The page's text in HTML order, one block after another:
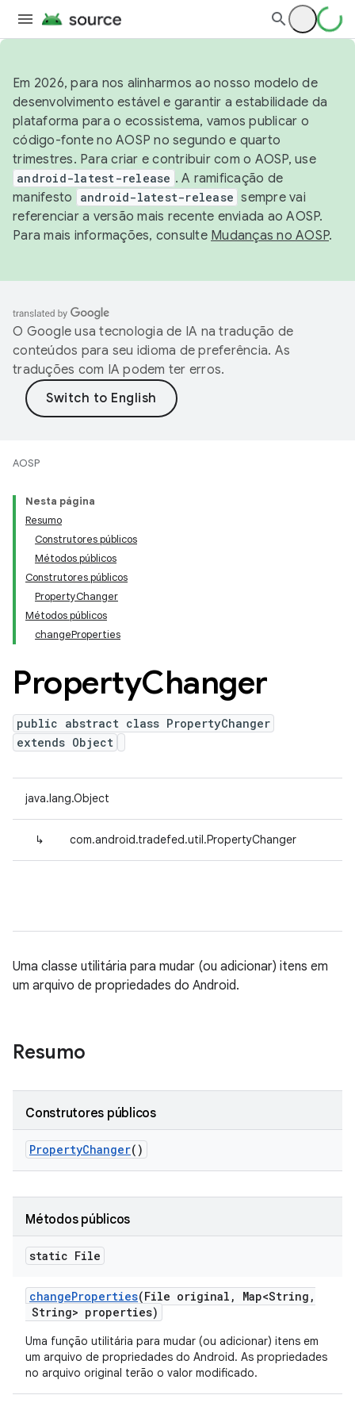
Em 2026, para nos alinharmos ao nosso modelo de
desenvolvimento estável e garantir a estabilidade da
plataforma para o ecossistema, vamos publicar o
código-fonte no AOSP no segundo e quarto
trimestres. Para criar e contribuir com o AOSP, use
android-latest-release . A ramificação de
manifesto
android-latest-release sempre vai
referenciar a versão mais recente enviada ao AOSP.
Para mais informações, consulte Mudanças no AOSP.
O Google usa tecnologia de IA na tradução de
conteúdos para seu idioma de preferência. As
traduções com IA podem ter erros.
AOSP
Nesta página
Resumo
Construtores públicos
Métodos públicos
Construtores públicos
PropertyChanger
Métodos públicos
changeProperties
PropertyChanger
public abstract class PropertyChanger
extends Object
java.lang.Object
↳ com.android.tradefed.util.PropertyChanger
Uma classe utilitária para mudar (ou adicionar) itens em
um arquivo de propriedades do Android.
Resumo
Construtores públicos
PropertyChanger()
Métodos públicos
static File
changeProperties(File original , Map<String ,
String> properties)
Uma função utilitária para mudar (ou adicionar) itens em
um arquivo de propriedades do Android. As propriedades
no arquivo original terão o valor modificado.